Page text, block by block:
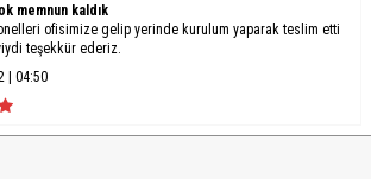
memnun kaldık
ofisimize gelip yerinde kurulum yaparak teslim etti
teşekkür ederiz.
| 04:50